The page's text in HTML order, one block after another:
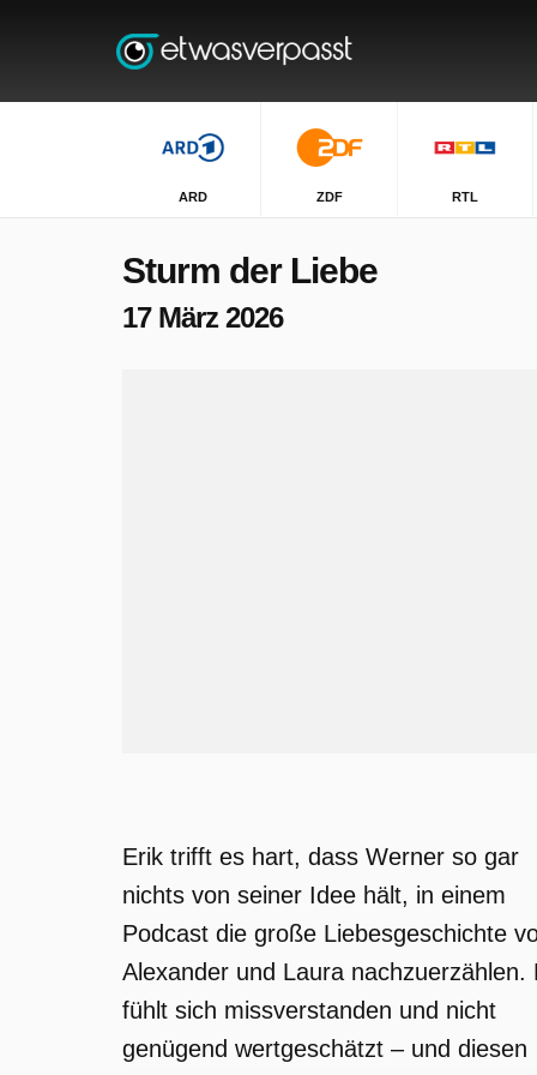
ARD ZDF RTL
Sturm der Liebe
17 März 2026
Erik trifft es hart, dass Werner so gar
nichts von seiner Idee hält, in einem
Podcast die große Liebesgeschichte
Alexander und Laura nachzuerzählen.
fühlt sich missverstanden und nicht
genügend wertgeschätzt – und diesen